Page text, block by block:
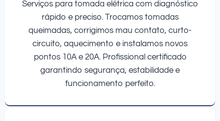
Serviços para tomada elétrica com diagnóstico
rápido e preciso. Trocamos tomadas
queimadas, corrigimos mau contato, curto-
circuito, aquecimento e instalamos novos
pontos 10A e 20A. Profissional certificado
garantindo segurança, estabilidade e
funcionamento perfeito.